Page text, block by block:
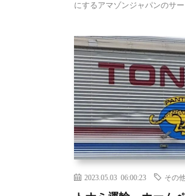
にするアマゾンジャパンのサ
2023.05.03 06:00:23 その